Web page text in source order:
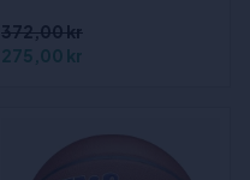
372,00 kr
275,00 kr